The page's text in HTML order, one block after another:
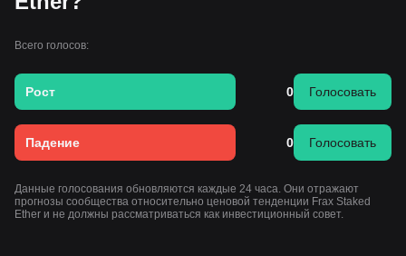
Всего голосов:
Рост 0 Голосовать
Падение 0 Голосовать
Данные голосования обновляются каждые 24 часа. Они отражают
прогнозы сообщества относительно ценовой тенденции Frax Staked
Ether и не должны рассматриваться как инвестиционный совет.